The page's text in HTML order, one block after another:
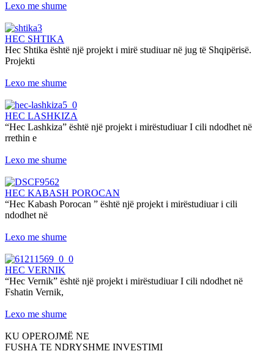
Lexo me shume
HEC SHTIKA
Hec Shtika është një projekt i mirë studiuar në jug të Shqipërisë.
Projekti
Lexo me shume
HEC LASHKIZA
“Hec Lashkiza” është një projekt i mirëstudiuar I cili ndodhet në
rrethin e
Lexo me shume
HEC KABASH POROCAN
“Hec Kabash Porocan ” është një projekt i mirëstudiuar i cili
ndodhet në
Lexo me shume
HEC VERNIK
“Hec Vernik” është një projekt i mirëstudiuar I cili ndodhet në
Fshatin Vernik,
Lexo me shume
KU OPEROJMË NE
FUSHA TE NDRYSHME INVESTIMI